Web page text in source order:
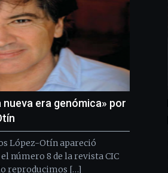
nueva era genómica» por
López-Otín apareció
número 8 de la revista CIC
reproducimos […]